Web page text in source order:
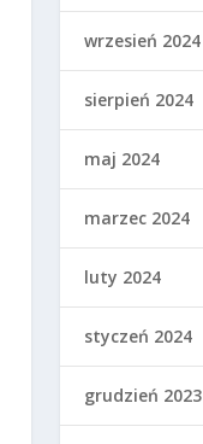
wrzesień 2024
sierpień 2024
maj 2024
marzec 2024
luty 2024
styczeń 2024
grudzień 2023